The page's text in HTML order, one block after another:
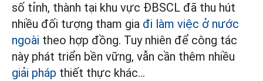
số tỉnh, thành tại khu vực ĐBSCL đã thu hút
nhiều đối tượng tham gia đi làm việc ở nước
ngoài theo hợp đồng. Tuy nhiên để công tác
này phát triển bền vững, vẫn cần thêm nhiều
giải pháp thiết thực khác...